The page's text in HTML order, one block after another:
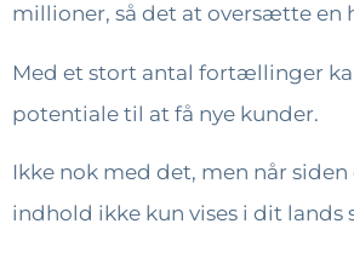
millioner, så det at oversætte en
Med et stort antal fortællinger
potentiale til at få nye kunder.
Ikke nok med det, men når
indhold ikke kun vises i dit lands